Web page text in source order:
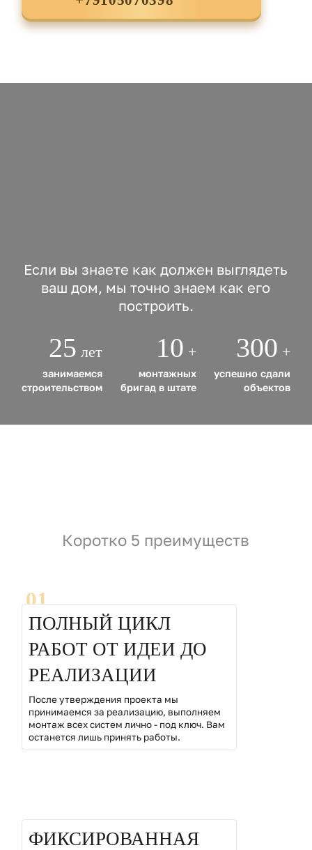
Если вы знаете как должен выглядеть
ваш дом, мы точно знаем как его
построить.
25 лет
занимаемся
строительством
10 +
монтажных
бригад в штате
300 +
успешно сдали
объектов
Коротко 5 преимуществ
01
ПОЛНЫЙ ЦИКЛ
РАБОТ ОТ ИДЕИ ДО
РЕАЛИЗАЦИИ
После утверждения проекта мы
принимаемся за реализацию, выполняем
монтаж всех систем лично - под ключ. Вам
останется лишь принять работы.
02
ФИКСИРОВАННАЯ